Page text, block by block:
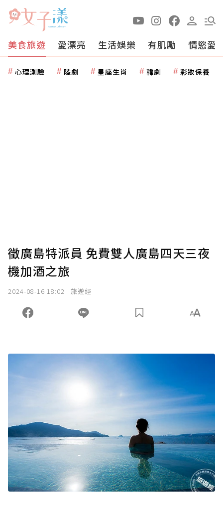
美食旅遊 愛漂亮 生活娛樂 有肌勵 情慾愛
心理測驗 陸劇 星座生肖 韓劇 彩妝保養
徵廣島特派員 免費雙人廣島四天三夜
機加酒之旅
2024-08-16 18:02 旅遊經